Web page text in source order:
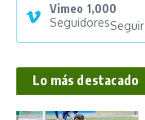
Vimeo 1,000
SeguidoresSeguir
Lo más destacado